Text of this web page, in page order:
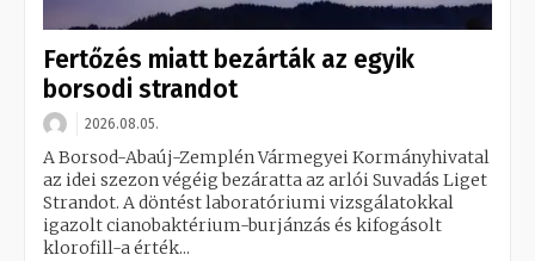
Fertőzés miatt bezárták az egyik
borsodi strandot
2026.08.05.
A Borsod-Abaúj-Zemplén Vármegyei Kormányhivatal
az idei szezon végéig bezáratta az arlói Suvadás Liget
Strandot. A döntést laboratóriumi vizsgálatokkal
igazolt cianobaktérium-burjánzás és kifogásolt
klorofill-a érték...